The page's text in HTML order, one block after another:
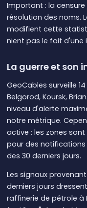
Important : la censure
résolution des noms.
modifient cette
nient pas le fait d'une
La guerre et son
GeoCables surveille
Belgorod, Koursk,
niveau d'alerte
notre métrique.
active : les zones
pour des
des 30 derniers jours.
Les signaux
derniers jours
raffinerie de pétrole